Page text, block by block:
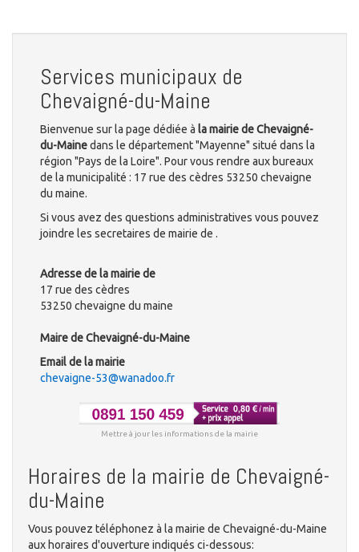
Services municipaux de
Chevaigné-du-Maine
Bienvenue sur la page dédiée à la mairie de Chevaigné-
du-Mainedans le département "Mayenne" situé dans la
région "Pays de la Loire". Pour vous rendre aux bureaux
de la municipalité : 17 rue des cèdres 53250 chevaigne
du maine.
Si vous avez des questions administratives vous pouvez
joindre les secretaires de mairie de .
Adresse de la mairie de
17 rue des cèdres
53250 chevaigne du maine
Maire de Chevaigné-du-Maine
Email de la mairie
chevaigne-53@wanadoo.fr
Mettre à jour les informations de la mairie
Horaires de la mairie de Chevaigné-
du-Maine
Vous pouvez téléphonez à la mairie de Chevaigné-du-Maine
aux horaires d'ouverture indiqués ci-dessous: